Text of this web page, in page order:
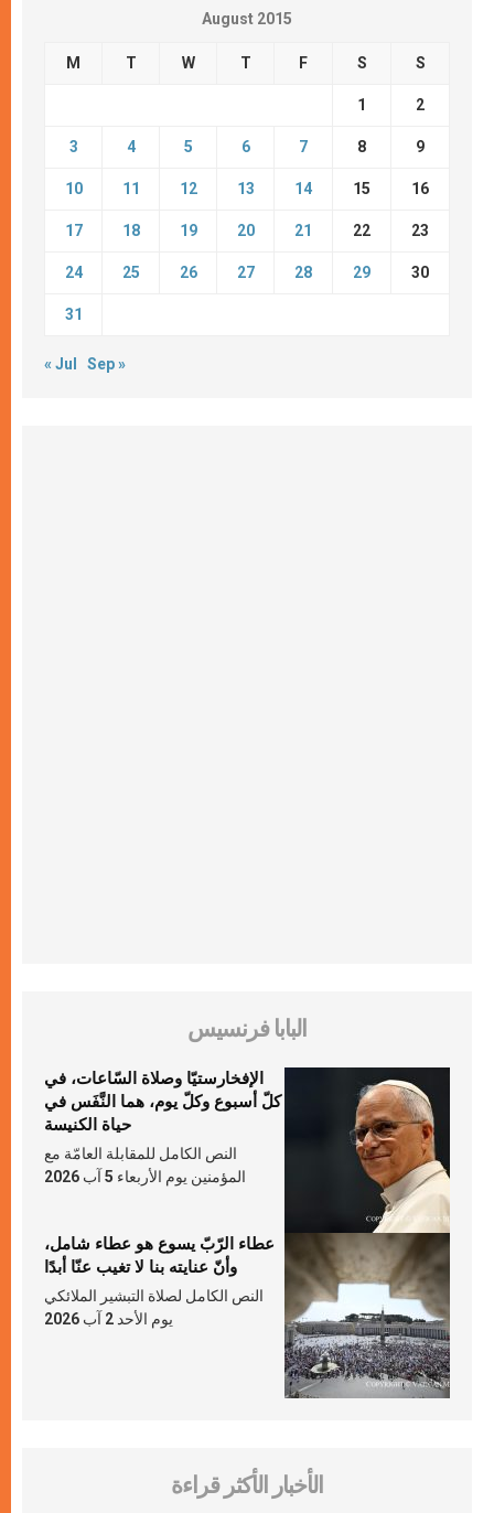
August 2015
M T W T F S S
1 2
3 4 5 6 7 8 9
10 11 12 13 14 15 16
17 18 19 20 21 22 23
24 25 26 27 28 29 30
31
« Jul Sep »
البابا فرنسيس
الإفخارستيّا وصلاة السّاعات، في
كلّ أسبوع وكلّ يوم، هما النَّفَس في
حياة الكنيسة
النص الكامل للمقابلة العامّة مع
المؤمنين يوم الأربعاء 5 آب 2026
عطاء الرّبّ يسوع هو عطاء شامل،
وأنّ عنايته بنا لا تغيب عنّا أبدًا
النص الكامل لصلاة التبشير الملائكي
يوم الأحد 2 آب 2026
الأخبار الأكثر قراءة